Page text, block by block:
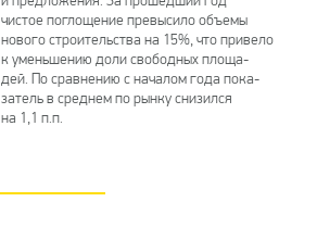
чистое поглощение превысило объемы
нового строительства на 15%, что привело
к уменьшению доли свободных площа-
дей. По сравнению с началом года пока-
затель в среднем по рынку снизился
на 1,1 п.п.